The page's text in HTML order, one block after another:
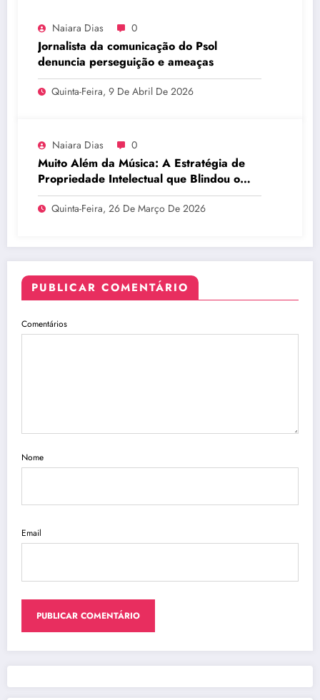
Naiara Dias 0
Jornalista da comunicação do Psol
denuncia perseguição e ameaças
Quinta-Feira, 9 De Abril De 2026
Naiara Dias 0
Muito Além da Música: A Estratégia de
Propriedade Intelectual que Blindou o
Legado do BTS
Quinta-Feira, 26 De Março De 2026
PUBLICAR COMENTÁRIO
Comentários
Nome
Email